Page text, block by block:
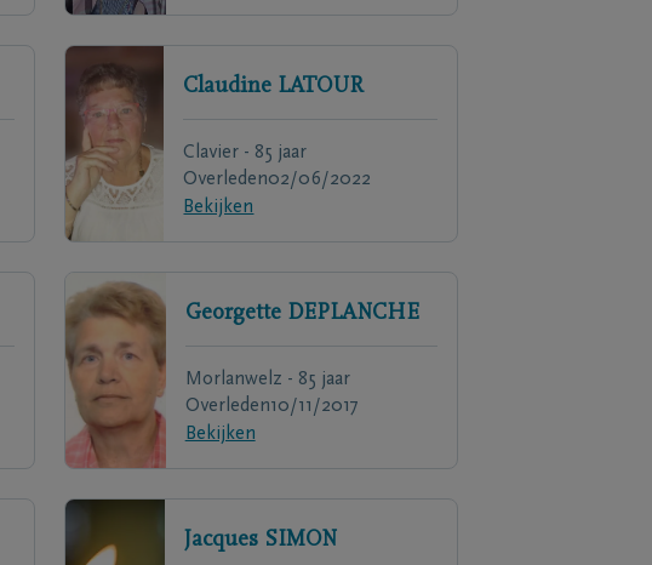
Claudine LATOUR
Clavier - 85 jaar
Overleden02/06/2022
Bekijken
Georgette DEPLANCHE
Morlanwelz - 85 jaar
Overleden10/11/2017
Bekijken
Jacques SIMON